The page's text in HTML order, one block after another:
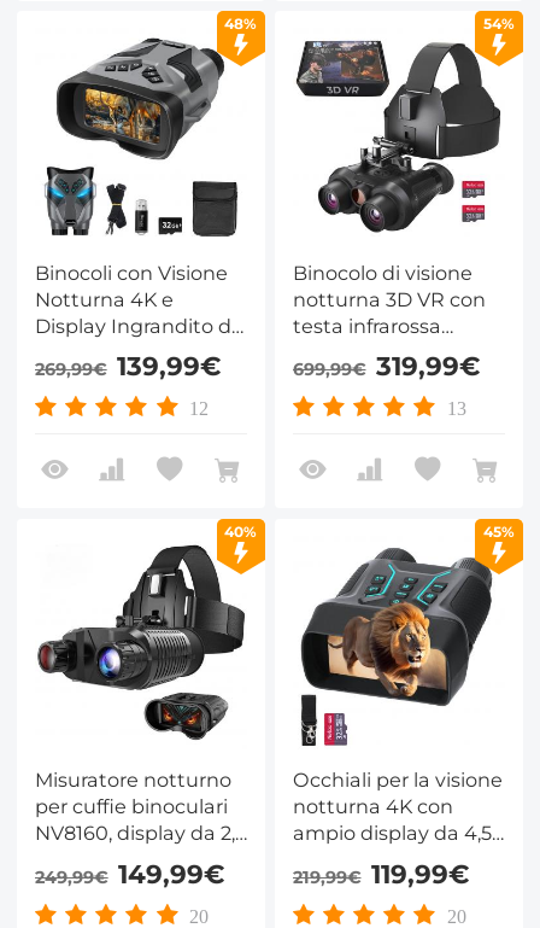
48%
Binocoli con Visione
Notturna 4K e
Display Ingrandito da
7" con Tasti
Retroilluminati e
Scheda da 32G
269,99€ 139,99€
12
54%
Binocolo di visione
notturna 3D VR con
testa infrarossa
montata Zoom 6X
KentFaith
699,99€ 319,99€
13
40%
Misuratore notturno
per cuffie binoculari
NV8160, display da 2,7
pollici, zoom digitale
8x, regolazione IR a 7
velocità, adatto per la
249,99€ 149,99€
20
45%
Occhiali per la visione
notturna 4K con
ampio display da 4,5
pollici e pulsanti
retroilluminati
1312FT/400M
219,99€ 119,99€
20